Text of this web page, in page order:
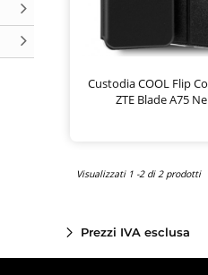
Custodia COOL Flip
ZTE Blade A75
Visualizzati 1 -2 di 2 prodotti
Prezzi IVA esclusa